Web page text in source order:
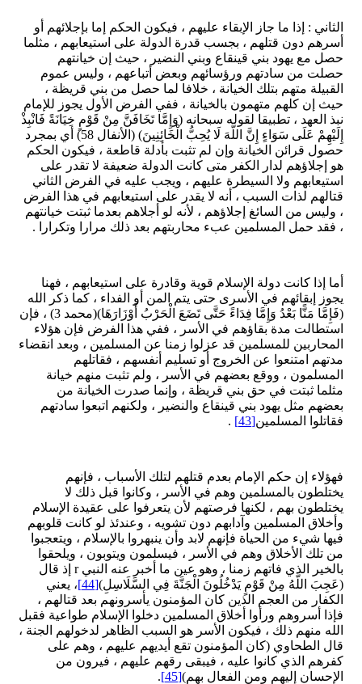
الثاني : إذا ما جاز الإبقاء عليهم ، فيكون الحكم إما بإجلائهم أو
أسرهم دون قتلهم ، بجسب قدرة الدولة على استيعابهم ، مثلما
حصل مع يهود بني قينقاع وبني النضير ، حيث إن خيانتهم
حصلت من سادتهم ورؤسائهم وبعض أتباعهم ، وليس عموم
القبيلة متهم بتلك الخيانة ، خلافا لما حصل من بني قريظة ،
حيث إن كلهم متهمون بالخيانة ، ففي الفرض الأول يجوز للإمام
نبذ العهد ، تطبيقا لقوله سبحانه (وَإِمَّا تَخَافَنَّ مِنْ قَوْمٍ خِيَانَةً فَانْبِذْ
إِلَيْهِمْ عَلَى سَوَاءٍ إِنَّ اللَّهَ لَا يُحِبُّ الْخَائِنِينَ) (الأنفال 58) أي بمجرد
حصول قرائن الخيانة وإن لم تثبت بأدلة قاطعة ، فيكون الحكم
هو إجلاؤهم لدار الكفر متى كانت الدولة ضعيفة لا تقدر على
استيعابهم ولا السيطرة عليهم ، ويجب عليه في الفرض الثاني
قتالهم لذات السبب ، أنه لا يقدر على استيعابهم في هذا الفرض
، وليس من السائغ إجلاؤهم ، لأنه لو أجلاهم بعدما ثبتت خيانتهم
، فقد حمل المسلمين عبء محاربتهم بعد ذلك مرارا وتكرارا .
أما إذا كانت دولة الإسلام قوية وقادرة على استيعابهم ، فهنا
يجوز إبقائهم في الأسرى حتى يتم المن أو الفداء ، كما ذكر الله
(فَإِمَّا مَنًّا بَعْدُ وَإِمَّا فِدَاءً حَتَّى تَضَعَ الْحَرْبُ أَوْزَارَهَا)(محمد 3) ، فإن
استطالت مدة بقاؤهم في الأسر ، ففي هذا الفرض فإن هؤلاء
المحاربين للمسلمين قد عزلوا زمنا عن المسلمين ، وبعد انقضاء
مدتهم امتنعوا عن الخروج أو تسليم أنفسهم ، فقاتلهم
المسلمون ، ووقع بعضهم في الأسر ، ولم تثبت منهم خيانة
مثلما ثبتت في حق بني قريظة ، وإنما صدرت الخيانة من
بعضهم مثل يهود بني قينقاع والنضير ، ولكنهم اتبعوا سادتهم
فقاتلوا المسلمين[43]
.
فهؤلاء إن حكم الإمام بعدم قتلهم لتلك الأسباب ، فإنهم
يختلطون بالمسلمين وهم في الأسر ، وكانوا قبل ذلك لا
يختلطون بهم ، لكنها فرصتهم لأن يتعرفوا على عقيدة الإسلام
وأخلاق المسلمين وآدابهم دون تشويه ، وعندئذ لو كانت قلوبهم
فيها شيء من الحياة فإنهم لابد وأن ينبهروا بالإسلام ، ويتعجبوا
من تلك الأخلاق وهم في الأسر ، فيسلمون ويتوبون ، ويلحقوا
بالخير الذي فاتهم زمنا ، وهو عين ما أخبر عنه النبي r إذ قال
(عَجِبَ اللَّهُ مِنْ قَوْمٍ يَدْخُلُونَ الْجَنَّةَ فِي السَّلَاسِلِ)[44]
، يعني
الكفار من العجم الذين كان المؤمنون يأسرونهم بعد قتالهم ،
فإذا أسروهم ورأوا أخلاق المسلمين دخلوا الإسلام طواعية فقبل
الله منهم ذلك ، فيكون الأسر هو السبب الظاهر لدخولهم الجنة ،
قال الطحاوي (كان المؤمنون تقع أيديهم عليهم ، وهم على
كفرهم الذي كانوا عليه ، فيبقى رقهم عليهم ، فيرون من
الإحسان إليهم ومن الفعال بهم)[45]
.